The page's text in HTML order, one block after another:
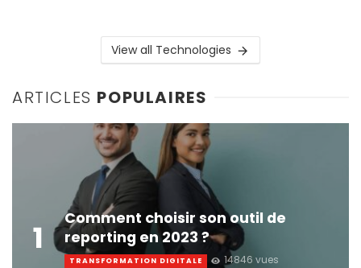
View all Technologies
ARTICLES POPULAIRES
1
Comment choisir son outil de
reporting en 2023 ?
TRANSFORMATION DIGITALE 14846 vues